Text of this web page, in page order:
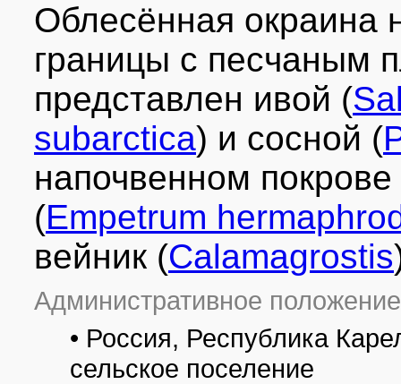
Облесённая окраина
границы с песчаным
представлен ивой (
subarctica) и сосной (
напочвенном
(Empetrum
вейник (Calamagrostis
Административное
• Россия, Республика
сельское поселение